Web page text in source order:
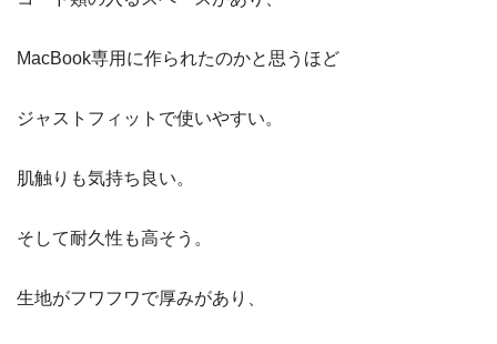
MacBook専用に作られたのかと思うほど
ジャストフィットで使いやすい。
肌触りも気持ち良い。
そして耐久性も高そう。
生地がフワフワで厚みがあり、